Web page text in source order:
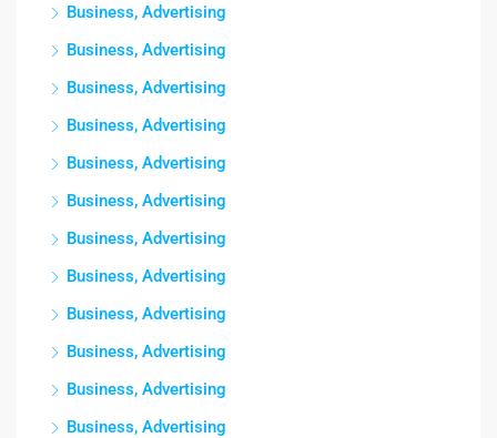
Business, Advertising
Business, Advertising
Business, Advertising
Business, Advertising
Business, Advertising
Business, Advertising
Business, Advertising
Business, Advertising
Business, Advertising
Business, Advertising
Business, Advertising
Business, Advertising